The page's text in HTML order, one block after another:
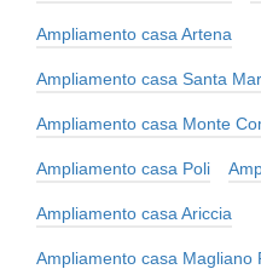
Ampliamento casa Artena
Ampliamento casa Santa
Ampliamento casa Monte
Ampliamento casa Poli
Ampliamento casa Ariccia
Ampliamento casa Magliano